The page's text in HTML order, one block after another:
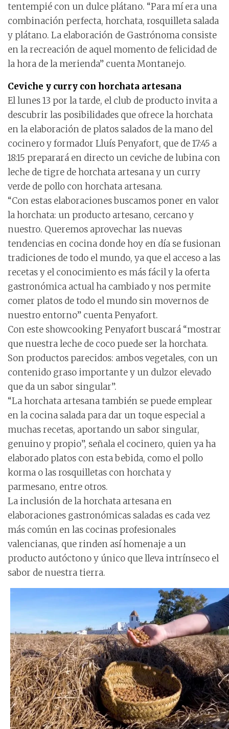
tentempié con un dulce plátano. “Para mí era una
combinación perfecta, horchata, rosquilleta salada
y plátano. La elaboración de Gastrónoma consiste
en la recreación de aquel momento de felicidad de
la hora de la merienda” cuenta Montanejo.
Ceviche y curry con horchata artesana
El lunes 13 por la tarde, el club de producto invita a
descubrir las posibilidades que ofrece la horchata
en la elaboración de platos salados de la mano del
cocinero y formador Lluís Penyafort, que de 17:45 a
18:15 preparará en directo un ceviche de lubina con
leche de tigre de horchata artesana y un curry
verde de pollo con horchata artesana.
“Con estas elaboraciones buscamos poner en valor
la horchata: un producto artesano, cercano y
nuestro. Queremos aprovechar las nuevas
tendencias en cocina donde hoy en día se fusionan
tradiciones de todo el mundo, ya que el acceso a las
recetas y el conocimiento es más fácil y la oferta
gastronómica actual ha cambiado y nos permite
comer platos de todo el mundo sin movernos de
nuestro entorno” cuenta Penyafort.
Con este showcooking Penyafort buscará “mostrar
que nuestra leche de coco puede ser la horchata.
Son productos parecidos: ambos vegetales, con un
contenido graso importante y un dulzor elevado
que da un sabor singular”.
“La horchata artesana también se puede emplear
en la cocina salada para dar un toque especial a
muchas recetas, aportando un sabor singular,
genuino y propio”, señala el cocinero, quien ya ha
elaborado platos con esta bebida, como el pollo
korma o las rosquilletas con horchata y
parmesano, entre otros.
La inclusión de la horchata artesana en
elaboraciones gastronómicas saladas es cada vez
más común en las cocinas profesionales
valencianas, que rinden así homenaje a un
producto autóctono y único que lleva intrínseco el
sabor de nuestra tierra.